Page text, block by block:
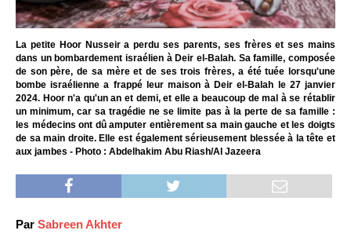
La petite Hoor Nusseir a perdu ses parents, ses frères et ses mains
dans un bombardement israélien à Deir el-Balah. Sa famille, composée
de son père, de sa mère et de ses trois frères, a été tuée lorsqu'une
bombe israélienne a frappé leur maison à Deir el-Balah le 27 janvier
2024. Hoor n'a qu'un an et demi, et elle a beaucoup de mal à se rétablir
un minimum, car sa tragédie ne se limite pas à la perte de sa famille :
les médecins ont dû amputer entièrement sa main gauche et les doigts
de sa main droite. Elle est également sérieusement blessée à la tête et
aux jambes - Photo : Abdelhakim Abu Riash/Al Jazeera
Par Sabreen Akhter